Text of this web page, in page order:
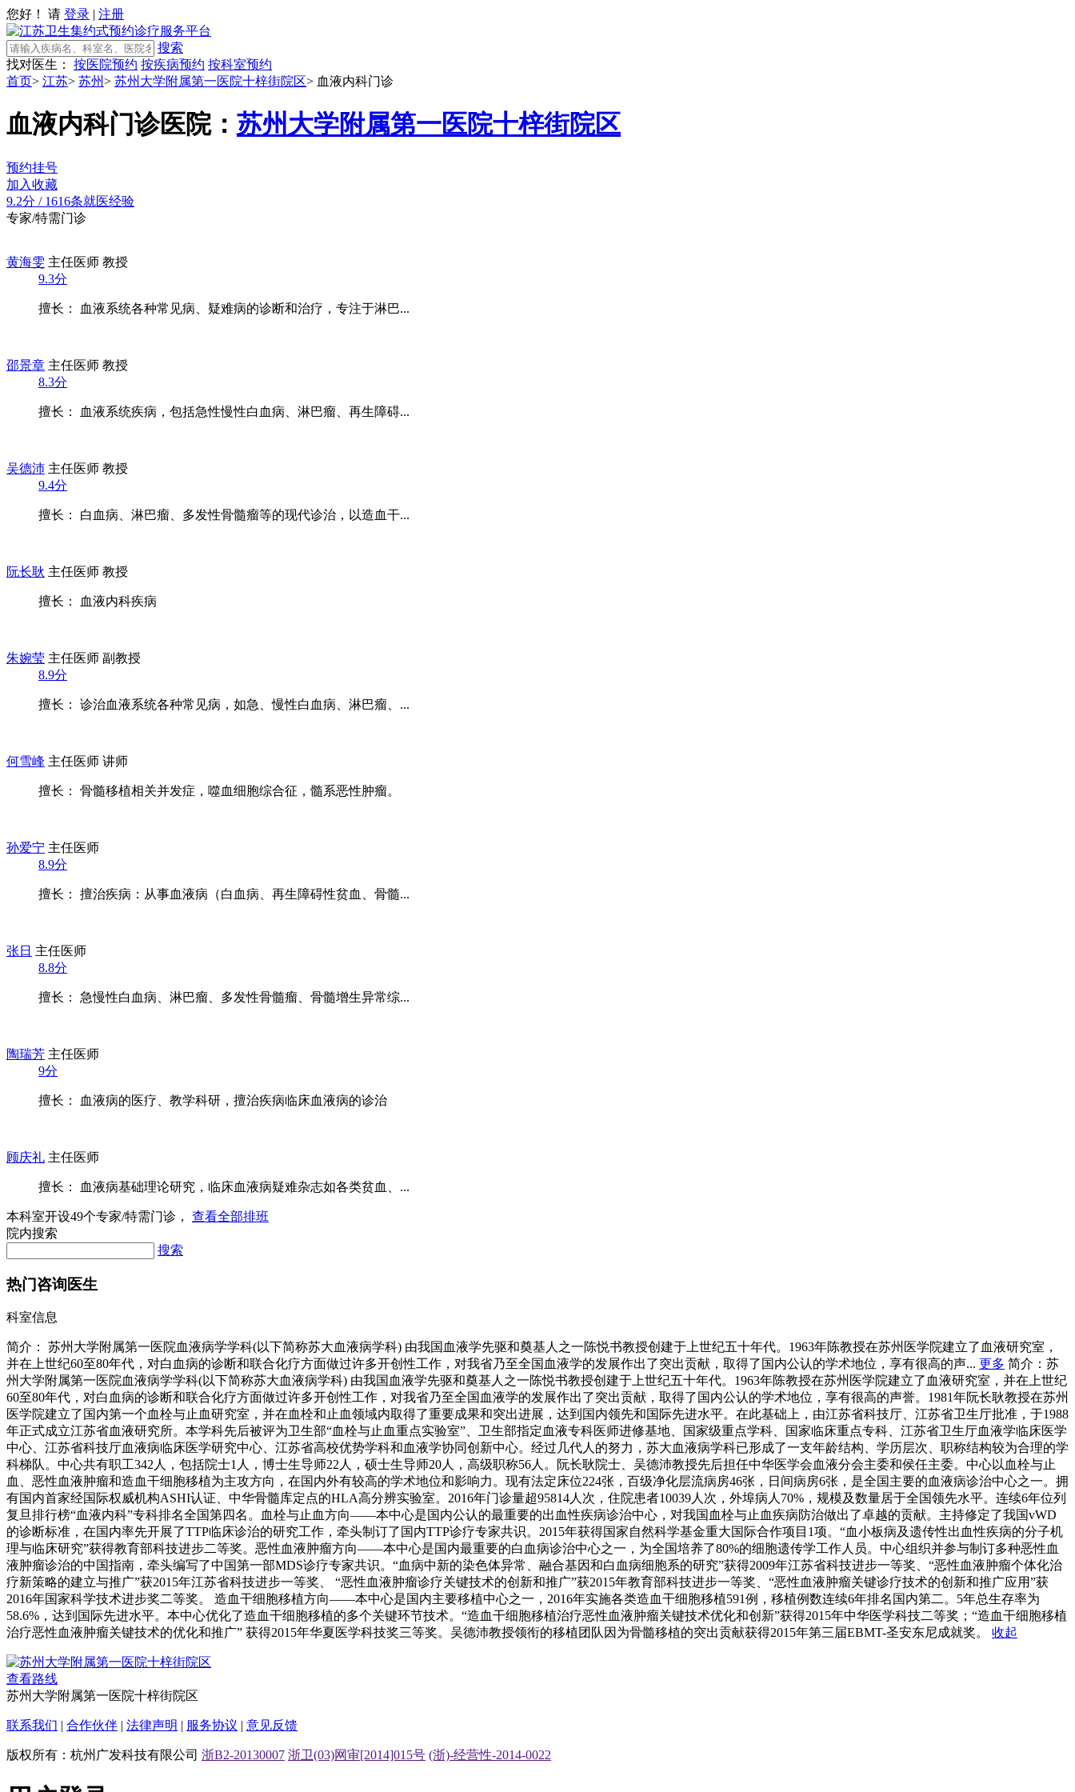
您好！ 请 登录 | 注册
搜索
找对医生：
按医院预约 按疾病预约 按科室预约
首页> 江苏> 苏州> 苏州大学附属第一医院十梓街院区> 血液内科门诊
血液内科门诊医院： 苏州大学附属第一医院十梓街院区
预约挂号
加入收藏
9.2分 / 1616条就医经验
专家/特需门诊
黄海雯 主任医师 教授
9.3分
擅长： 血液系统各种常见病、疑难病的诊断和治疗，专注于淋巴...
邵景章 主任医师 教授
8.3分
擅长： 血液系统疾病，包括急性慢性白血病、淋巴瘤、再生障碍...
吴德沛 主任医师 教授
9.4分
擅长： 白血病、淋巴瘤、多发性骨髓瘤等的现代诊治，以造血干...
阮长耿 主任医师 教授
擅长： 血液内科疾病
朱婉莹 主任医师 副教授
8.9分
擅长： 诊治血液系统各种常见病，如急、慢性白血病、淋巴瘤、...
何雪峰 主任医师 讲师
擅长： 骨髓移植相关并发症，噬血细胞综合征，髓系恶性肿瘤。
孙爱宁 主任医师
8.9分
擅长： 擅治疾病：从事血液病（白血病、再生障碍性贫血、骨髓...
张日 主任医师
8.8分
擅长： 急慢性白血病、淋巴瘤、多发性骨髓瘤、骨髓增生异常综...
陶瑞芳 主任医师
9分
擅长： 血液病的医疗、教学科研，擅治疾病临床血液病的诊治
顾庆礼 主任医师
擅长： 血液病基础理论研究，临床血液病疑难杂志如各类贫血、...
本科室开设49个专家/特需门诊， 查看全部排班
院内搜索
搜索
热门咨询医生
科室信息
简介：
苏州大学附属第一医院血液病学学科(以下简称苏大血液病学科) 由我国血液学先驱和奠基人之一陈悦书教授创建于上世纪五十年代。1963年陈教授在苏州医学院建立了血液研究室，
并在上世纪60至80年代，对白血病的诊断和联合化疗方面做过许多开创性工作，对我省乃至全国血液学的发展作出了突出贡献，取得了国内公认的学术地位，享有很高的声... 更多 简介：苏
州大学附属第一医院血液病学学科(以下简称苏大血液病学科) 由我国血液学先驱和奠基人之一陈悦书教授创建于上世纪五十年代。1963年陈教授在苏州医学院建立了血液研究室，并在上世纪
60至80年代，对白血病的诊断和联合化疗方面做过许多开创性工作，对我省乃至全国血液学的发展作出了突出贡献，取得了国内公认的学术地位，享有很高的声誉。1981年阮长耿教授在苏州
医学院建立了国内第一个血栓与止血研究室，并在血栓和止血领域内取得了重要成果和突出进展，达到国内领先和国际先进水平。在此基础上，由江苏省科技厅、江苏省卫生厅批准，于1988
年正式成立江苏省血液研究所。本学科先后被评为卫生部“血栓与止血重点实验室”、卫生部指定血液专科医师进修基地、国家级重点学科、国家临床重点专科、江苏省卫生厅血液学临床医学
中心、江苏省科技厅血液病临床医学研究中心、江苏省高校优势学科和血液学协同创新中心。经过几代人的努力，苏大血液病学科已形成了一支年龄结构、学历层次、职称结构较为合理的学
科梯队。中心共有职工342人，包括院士1人，博士生导师22人，硕士生导师20人，高级职称56人。阮长耿院士、吴德沛教授先后担任中华医学会血液分会主委和侯任主委。中心以血栓与止
血、恶性血液肿瘤和造血干细胞移植为主攻方向，在国内外有较高的学术地位和影响力。现有法定床位224张，百级净化层流病房46张，日间病房6张，是全国主要的血液病诊治中心之一。拥
有国内首家经国际权威机构ASHI认证、中华骨髓库定点的HLA高分辨实验室。2016年门诊量超95814人次，住院患者10039人次，外埠病人70%，规模及数量居于全国领先水平。连续6年位列
复旦排行榜“血液内科”专科排名全国第四名。血栓与止血方向——本中心是国内公认的最重要的出血性疾病诊治中心，对我国血栓与止血疾病防治做出了卓越的贡献。主持修定了我国vWD
的诊断标准，在国内率先开展了TTP临床诊治的研究工作，牵头制订了国内TTP诊疗专家共识。2015年获得国家自然科学基金重大国际合作项目1项。“血小板病及遗传性出血性疾病的分子机
理与临床研究”获得教育部科技进步二等奖。恶性血液肿瘤方向——本中心是国内最重要的白血病诊治中心之一，为全国培养了80%的细胞遗传学工作人员。中心组织并参与制订多种恶性血
液肿瘤诊治的中国指南，牵头编写了中国第一部MDS诊疗专家共识。“血病中新的染色体异常、融合基因和白血病细胞系的研究”获得2009年江苏省科技进步一等奖、“恶性血液肿瘤个体化治
疗新策略的建立与推广”获2015年江苏省科技进步一等奖、 “恶性血液肿瘤诊疗关键技术的创新和推广”获2015年教育部科技进步一等奖、“恶性血液肿瘤关键诊疗技术的创新和推广应用”获
2016年国家科学技术进步奖二等奖。 造血干细胞移植方向——本中心是国内主要移植中心之一，2016年实施各类造血干细胞移植591例，移植例数连续6年排名国内第二。5年总生存率为
58.6%，达到国际先进水平。本中心优化了造血干细胞移植的多个关键环节技术。“造血干细胞移植治疗恶性血液肿瘤关键技术优化和创新”获得2015年中华医学科技二等奖；“造血干细胞移植
治疗恶性血液肿瘤关键技术的优化和推广” 获得2015年华夏医学科技奖三等奖。吴德沛教授领衔的移植团队因为骨髓移植的突出贡献获得2015年第三届EBMT-圣安东尼成就奖。
收起
查看路线
苏州大学附属第一医院十梓街院区
联系我们 | 合作伙伴 | 法律声明 | 服务协议 | 意见反馈
版权所有：杭州广发科技有限公司 浙B2-20130007 浙卫(03)网审[2014]015号 (浙)-经营性-2014-0022